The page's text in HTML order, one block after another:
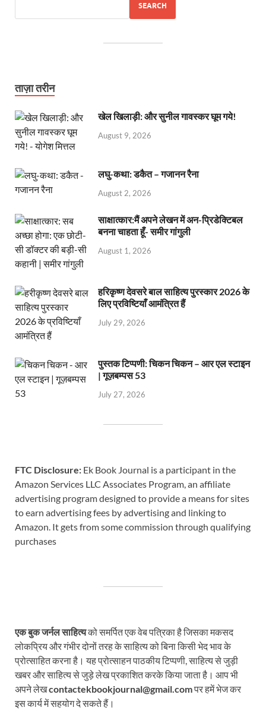
SEARCH
ताज़ा तरीन
खेल खिलाड़ी: और सुनील गावस्कर घूम गये!
August 9, 2026
लघु-कथा: डकैत – गजानन रैना
August 2, 2026
साक्षात्कार:मैं अपने लेखन में अन-प्रिडेक्टिबल
बनना चाहता हूँ- समीर गांगुली
August 1, 2026
हरिकृष्ण देवसरे बाल साहित्य पुरस्कार 2026 के
लिए प्रविष्टियाँ आमंत्रित हैं
July 29, 2026
पुस्तक टिप्पणी: चिकन चिकन – आर एल स्टाइन
| गूज़बम्पस 53
July 27, 2026
FTC Disclosure: Ek Book Journal is a participant in the
Amazon Services LLC Associates Program, an affiliate
advertising program designed to provide a means for sites
to earn advertising fees by advertising and linking to
Amazon. It gets from some commission through qualifying
purchases
एक बुक जर्नल साहित्यको समर्पित एक वेब पत्रिका है जिसका मकसद
लोकप्रिय और गंभीर दोनों तरह के साहित्य को बिना किसी भेद भाव के
प्रोत्साहित करना है। यह प्रोत्साहन पाठकीय टिप्पणी, साहित्य से जुड़ी
खबर और साहित्य से जुड़े लेख प्रकाशित करके किया जाता है। आप भी
अपने लेखcontactekbookjournal@gmail.comपर हमें भेज कर
इस कार्य में सहयोग दे सकते हैं।